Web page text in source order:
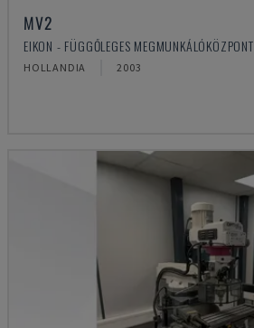
MV2
EIKON - FÜGGŐLEGES MEGMUNKÁLÓKÖZPONT
HOLLANDIA 2003